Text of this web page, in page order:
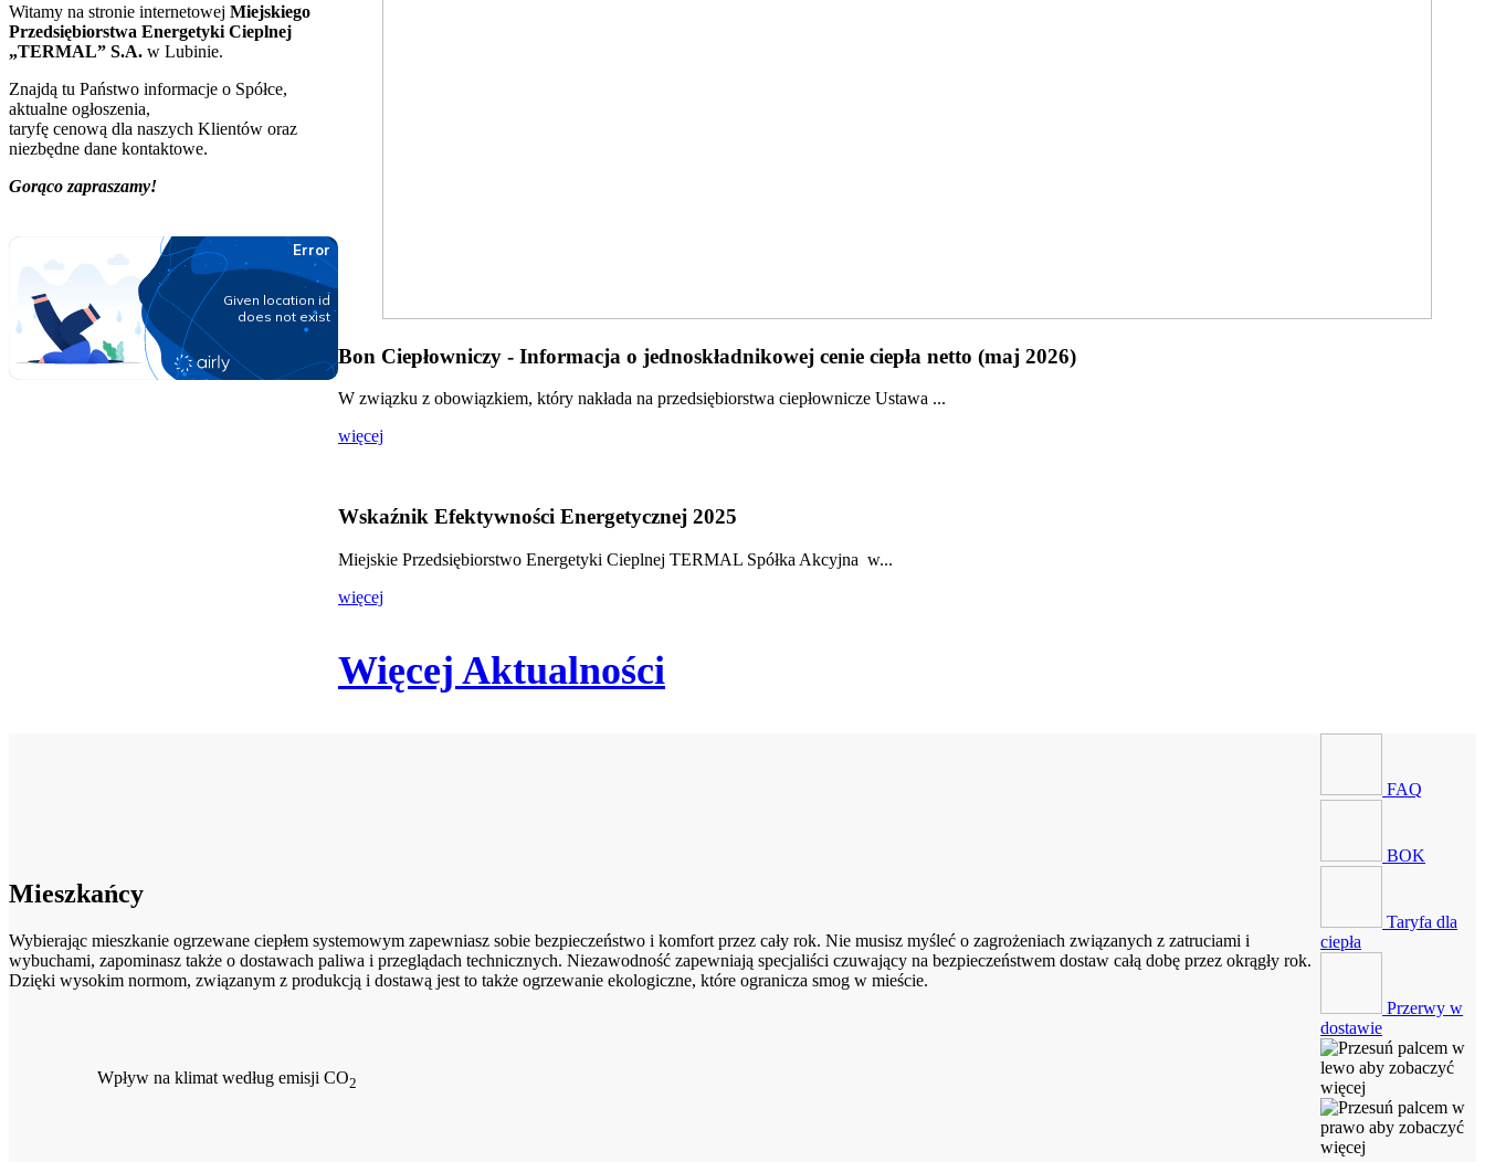
Witamy na stronie internetowej Miejskiego
Przedsiębiorstwa Energetyki Cieplnej
„TERMAL” S.A. w Lubinie.
Znajdą tu Państwo informacje o Spółce,
aktualne ogłoszenia,
taryfę cenową dla naszych Klientów oraz
niezbędne dane kontaktowe.
Gorąco zapraszamy!
Bon Ciepłowniczy - Informacja o jednoskładnikowej cenie ciepła netto (maj 2026)
W związku z obowiązkiem, który nakłada na przedsiębiorstwa ciepłownicze Ustawa ...
więcej
Wskaźnik Efektywności Energetycznej 2025
Miejskie Przedsiębiorstwo Energetyki Cieplnej TERMAL Spółka Akcyjna w...
więcej
Więcej Aktualności
Mieszkańcy
Wybierając mieszkanie ogrzewane ciepłem systemowym zapewniasz sobie bezpieczeństwo i komfort przez cały rok. Nie musisz myśleć o zagrożeniach związanych z zatruciami i
wybuchami, zapominasz także o dostawach paliwa i przeglądach technicznych. Niezawodność zapewniają specjaliści czuwający na bezpieczeństwem dostaw całą dobę przez okrągły rok.
Dzięki wysokim normom, związanym z produkcją i dostawą jest to także ogrzewanie ekologiczne, które ogranicza smog w mieście.
Wpływ na klimat według emisji CO2
FAQ
BOK
Taryfa dla
ciepła
Przerwy w
dostawie